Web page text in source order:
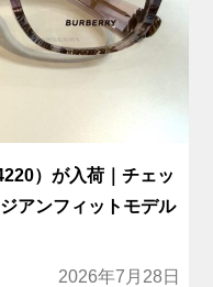
）が入荷｜チェッ
アンフィットモデル
2026年7月28日